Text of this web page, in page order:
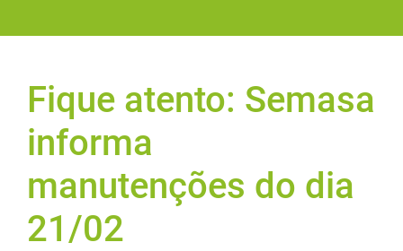
Fique atento: Semasa
informa
manutenções do dia
21/02